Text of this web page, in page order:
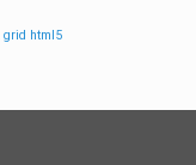
grid html5